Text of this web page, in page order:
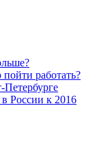
работать?
в России к 2016